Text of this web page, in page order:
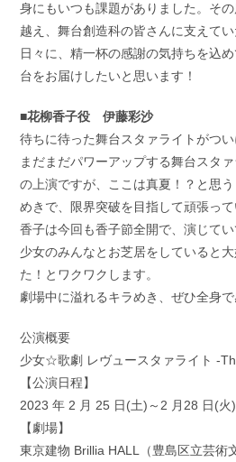
身にもいつも課題がありました。そ
越え、舞台創造科の皆さんに支えて
日々に、精一杯の感謝の気持ちを込
台をお届けしたいと思います！
■花柳香子役 伊藤彩沙
待ちに待った舞台スタァライトがつい
まだまだパワーアップする舞台スタ
の上演ですが、ここは真夏！？と思
めきで、限界突破を目指して頑張って
香子は今回も香子節全開で、演じて
少女のみんなとお芝居をしていると
た！とワクワクします。
劇場中に溢れるキラめき、ぜひ全身で
公演概要
少女☆歌劇 レヴュースタァライト -
【公演日程】
2023 年 2 月 25 日(土)～2 月28 日(火)
【劇場】
東京建物 Brillia HALL（豊島区立芸術